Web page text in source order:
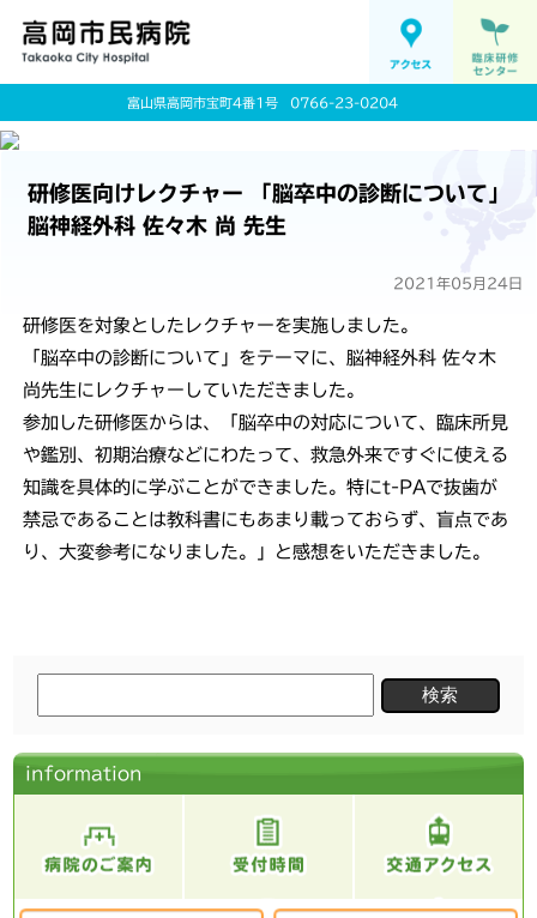
富山県高岡市宝町4番1号 0766-23-0204
研修医向けレクチャー 「脳卒中の診断について」
脳神経外科 佐々木 尚 先生
2021年05月24日
研修医を対象としたレクチャーを実施しました。
「脳卒中の診断について」をテーマに、脳神経外科 佐々木
尚先生にレクチャーしていただきました。
参加した研修医からは、「脳卒中の対応について、臨床所見
や鑑別、初期治療などにわたって、救急外来ですぐに使える
知識を具体的に学ぶことができました。特にt-PAで抜歯が
禁忌であることは教科書にもあまり載っておらず、盲点であ
り、大変参考になりました。」と感想をいただきました。
索:
information